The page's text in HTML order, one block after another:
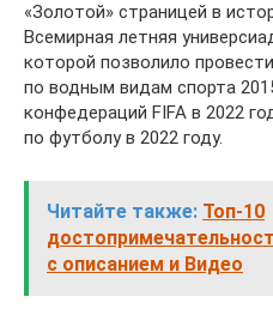
«Золотой» страницей в
Всемирная летняя
которой позволило
по водным видам спорта
конфедераций FIFA в 2022
по футболу в 2022 году.
Читайте также: Топ-10
с описанием и Видео